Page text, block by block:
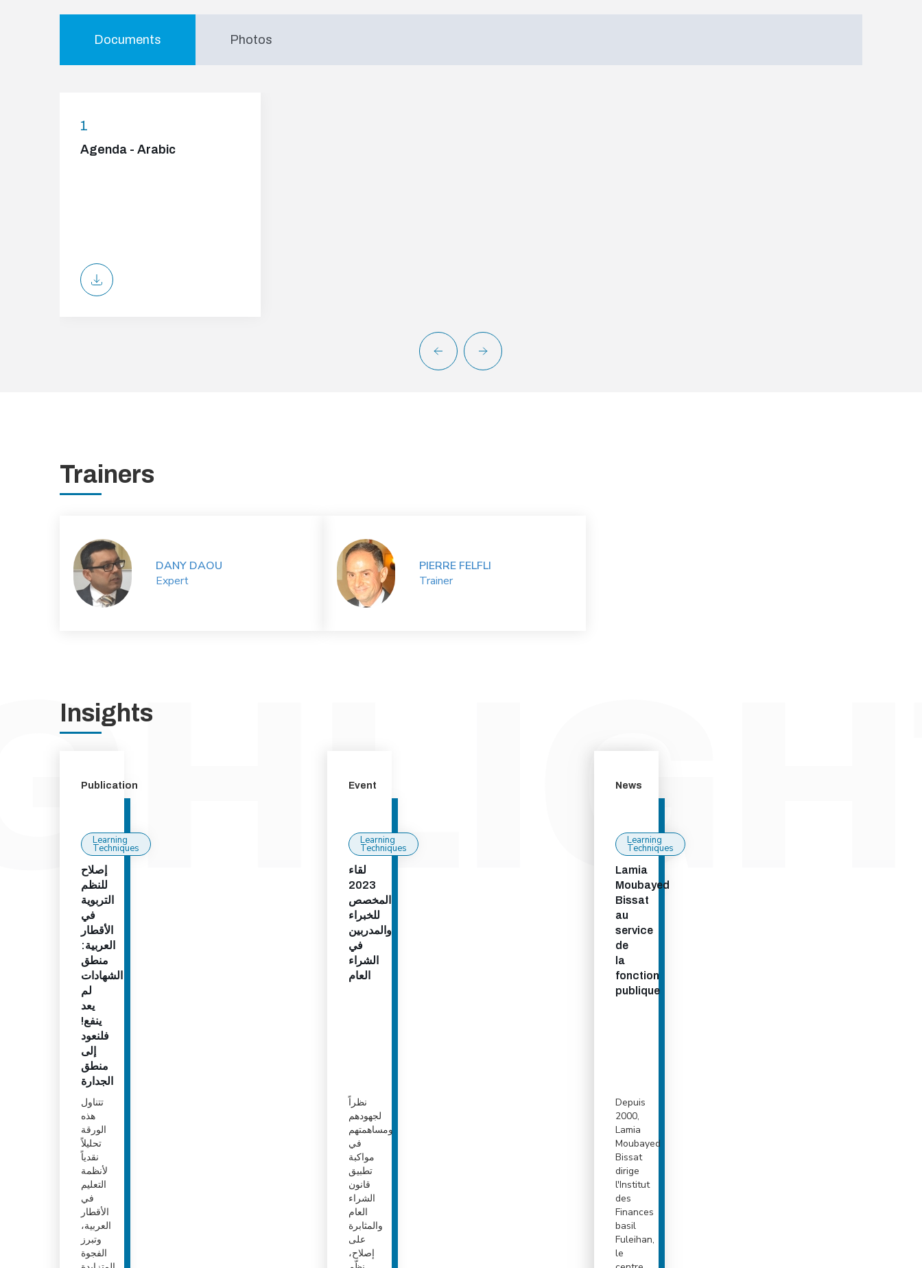
Documents
1
Agenda - Arabic
Photos
Trainers
DANY DAOU
Expert
PIERRE FELFLI
Trainer
Insights
Publication
Learning
Techniques
إصلاح
للنظم
التربوية
في
الأقطار
العربية:
منطق
الشهادات
لم
يعد
ينفع!
فلنعود
إلى
منطق
الجدارة
تتناول
هذه
الورقة
تحليلاً
نقدياً
لأنظمة
التعليم
في
الأقطار
العربية،
وتبرز
الفجوة
Event
Learning
Techniques
لقاء
2023
المخصص
للخبراء
والمدربين
في
الشراء
العام
نظراً
لجهودهم
ومساهمتهم
في
مواكبة
تطبيق
قانون
الشراء
العام
والمثابرة
على
إصلاح،
News
Learning
Techniques
Lamia
Moubayed
Bissat
au
service
de
la
fonction
publique
Depuis
2000,
Lamia
Moubayed
Bissat
dirige
l'Institut
des
Finances
basil
Fuleihan,
le